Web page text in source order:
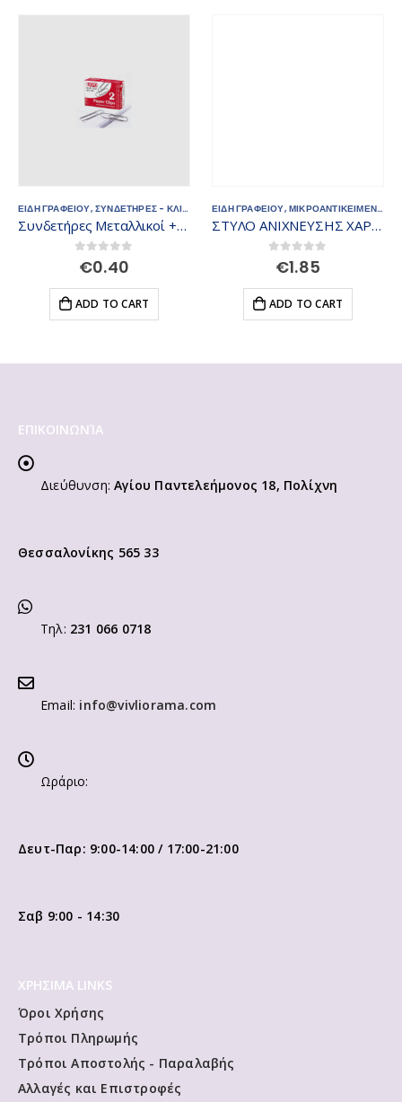
ΕΙΔΗ ΓΡΑΦΕΙΟΥ,ΣΥΝΔΕΤΗΡΕΣ - ΚΛΙΠΣ
Συνδετήρες Μεταλλικοί +Efo Νο2 411022
out of 5
€0.40
ADD TO CART
ΕΙΔΗ ΓΡΑΦΕΙΟΥ,ΜΙΚΡΟΑΝΤΙΚΕΙΜΕΝΑ
ΣΤΥΛΟ ΑΝΙΧΝΕΥΣΗΣ ΧΑΡΤΟΝΟΜΙΣΜΑΤΩΝ LUNA OFFICE
out of 5
€1.85
ADD TO CART
ΕΠΙΚΟΙΝΩΝΊΑ
Διεύθυνση: Αγίου Παντελεήμονος 18, Πολίχνη
Θεσσαλονίκης 565 33
Τηλ: 231 066 0718
Email: info@vivliorama.com
Ωράριο:
Δευτ-Παρ: 9:00-14:00 / 17:00-21:00
Σαβ 9:00 - 14:30
ΧΡΗΣΙΜΑ LINKS
Όροι Χρήσης
Τρόποι Πληρωμής
Τρόποι Αποστολής - Παραλαβής
Αλλαγές και Επιστροφές